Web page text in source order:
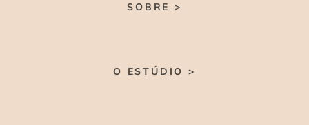
SOBRE >
O ESTÚDIO >